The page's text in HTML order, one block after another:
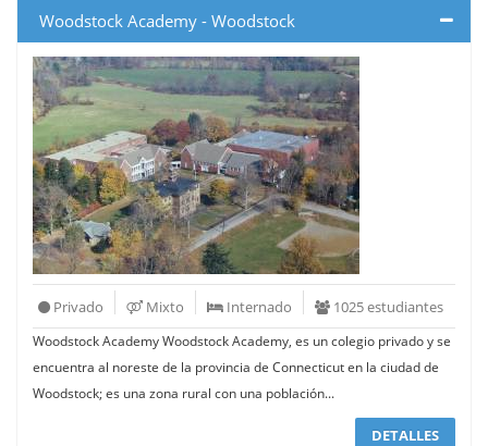
Woodstock Academy - Woodstock
Privado Mixto Internado 1025 estudiantes
Woodstock Academy Woodstock Academy, es un colegio privado y se
encuentra al noreste de la provincia de Connecticut en la ciudad de
Woodstock; es una zona rural con una población...
DETALLES